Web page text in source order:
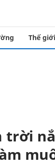
Thế giới
trời